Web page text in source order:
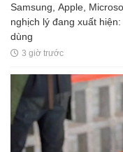
Samsung, Apple,
nghịch lý đang xuất
dùng
3 giờ trước